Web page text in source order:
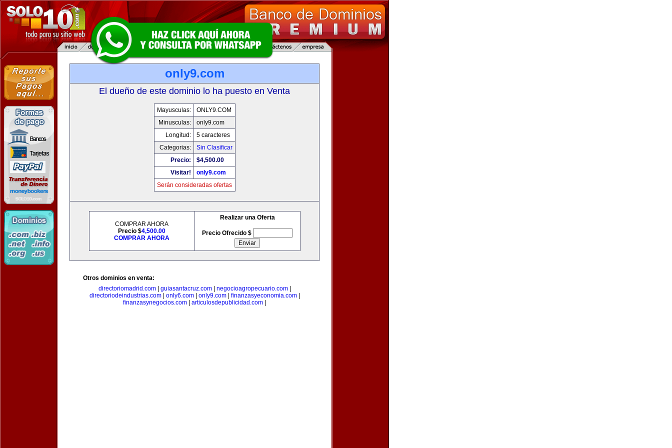
only9.com
El dueño de este dominio lo ha puesto en Venta
Mayusculas:
ONLY9.COM
Minusculas:
only9.com
Longitud:
5 caracteres
Categorias:
Sin Clasificar
Precio:
$4,500.00
Visitar!
only9.com
Serán consideradas ofertas
COMPRAR AHORA
Precio $4,500.00
COMPRAR AHORA
Realizar una Oferta
Precio Ofrecido $
Otros dominios en venta:
directoriomadrid.com| guiasantacruz.com| negocioagropecuario.com|
directoriodeindustrias.com| only6.com| only9.com| finanzasyeconomia.com|
finanzasynegocios.com
articulosdepublicidad.com